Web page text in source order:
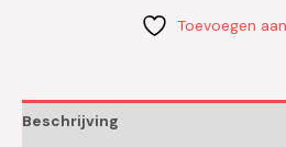
Toevoegen
Beschrijving